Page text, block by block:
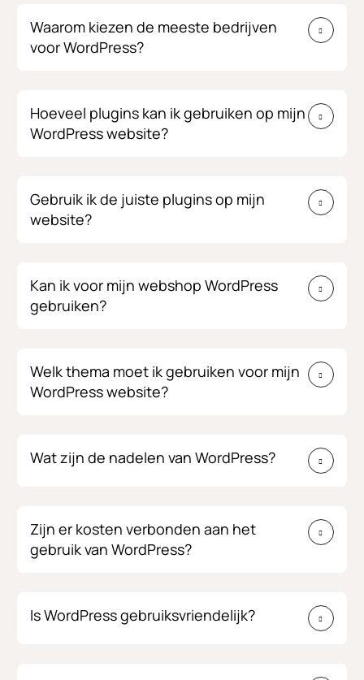
Waarom kiezen de meeste bedrijven
voor WordPress?
Hoeveel plugins kan ik gebruiken op mijn
WordPress website?
Gebruik ik de juiste plugins op mijn
website?
Kan ik voor mijn webshop WordPress
gebruiken?
Welk thema moet ik gebruiken voor mijn
WordPress website?
Wat zijn de nadelen van WordPress?
Zijn er kosten verbonden aan het
gebruik van WordPress?
Is WordPress gebruiksvriendelijk?